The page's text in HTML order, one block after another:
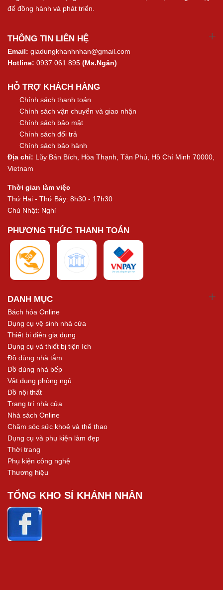
để đồng hành và phát triển.
THÔNG TIN LIÊN HỆ
Email: giadungkhanhnhan@gmail.com
Hotline: 0937 061 895 (Ms.Ngân)
HỖ TRỢ KHÁCH HÀNG
Chính sách thanh toán
Chính sách vận chuyển và giao nhận
Chính sách bảo mật
Chính sách đổi trả
Chính sách bảo hành
Địa chỉ: Lũy Bán Bích, Hòa Thạnh, Tân Phú, Hồ Chí Minh 70000,
Vietnam
Thời gian làm việc
Thứ Hai - Thứ Bảy: 8h30 - 17h30
Chủ Nhật: Nghỉ
PHƯƠNG THỨC THANH TOÁN
DANH MỤC
Bách hóa Online
Dụng cụ vệ sinh nhà cửa
Thiết bị điện gia dụng
Dụng cụ và thiết bị tiện ích
Đồ dùng nhà tắm
Đồ dùng nhà bếp
Vật dụng phòng ngủ
Đồ nội thất
Trang trí nhà cửa
Nhà sách Online
Chăm sóc sức khoẻ và thể thao
Dụng cụ và phụ kiện làm đẹp
Thời trang
Phụ kiện công nghệ
Thương hiệu
TỔNG KHO SỈ KHÁNH NHÂN